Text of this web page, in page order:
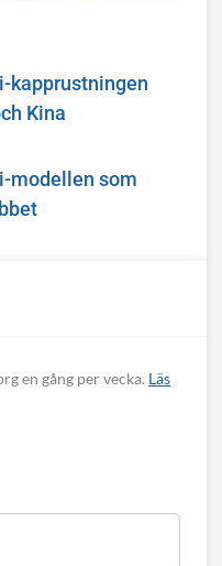
kapprustningen
Kina
modellen som
en gång per vecka. Läs